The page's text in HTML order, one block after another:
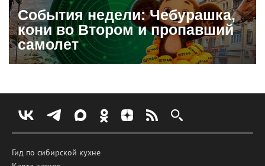
События недели: Чебурашка,
кони во Втором и пропавший
самолет
Гид по сибирской кухне